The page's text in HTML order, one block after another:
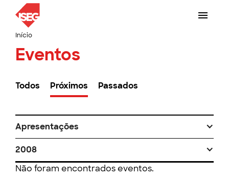
Início
Eventos
Todos Próximos Passados
Apresentações
2008
Não foram encontrados eventos.